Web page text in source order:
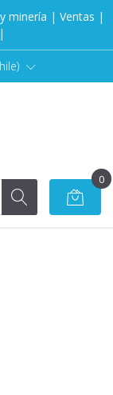
minería | Ventas |
0